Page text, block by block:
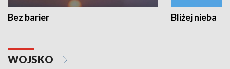
Bez barier Bliżej nieba
WOJSKO